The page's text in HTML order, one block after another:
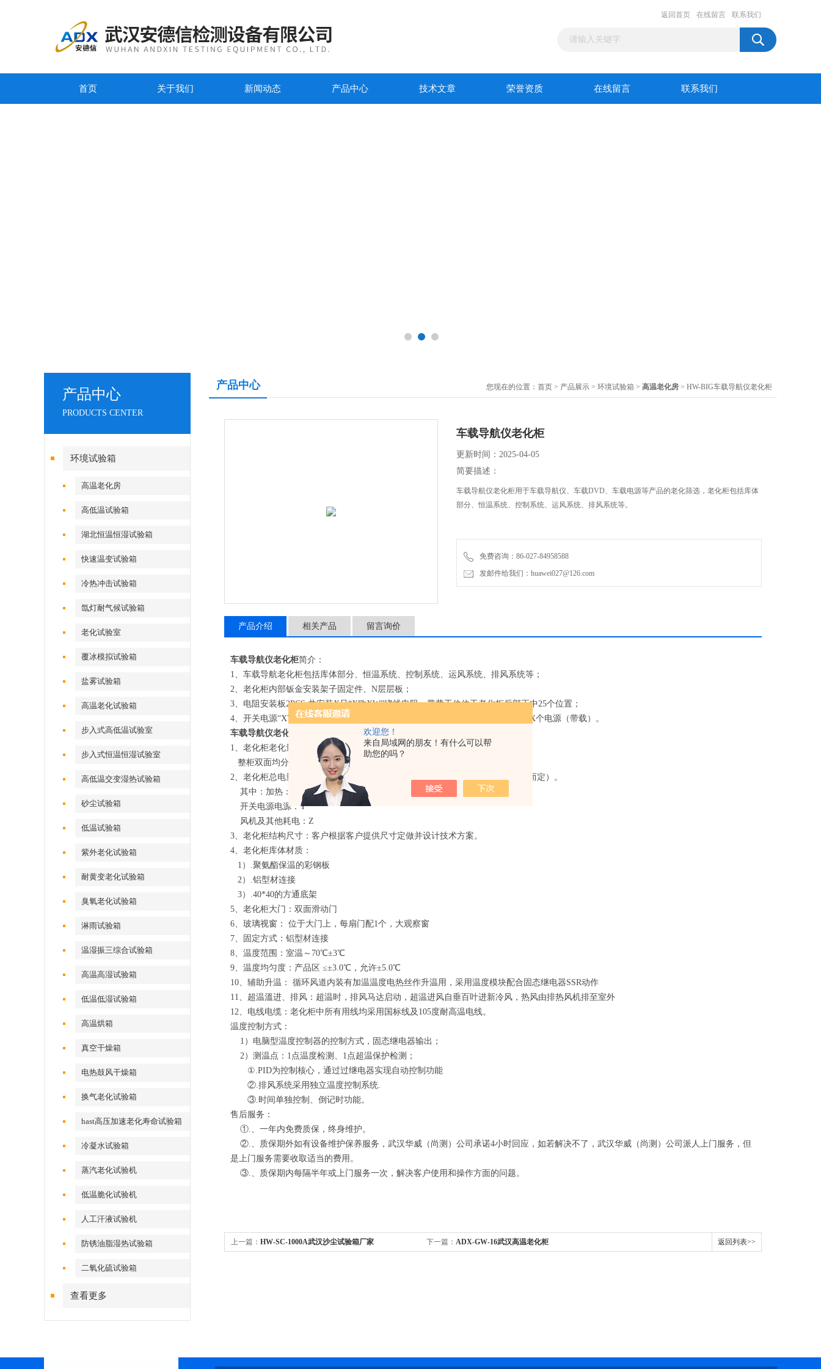
欢迎您！
来自局域网的朋友！有什么可以帮
助您的吗？
返回首页 在线留言 联系我们
首页 关于我们 新闻动态 产品中心 技术文章 荣誉资质 在线留言 联系我们
产品中心
PRODUCTS CENTER
环境试验箱
高温老化房
高低温试验箱
湖北恒温恒湿试验箱
快速温变试验箱
冷热冲击试验箱
氙灯耐气候试验箱
老化试验室
覆冰模拟试验箱
盐雾试验箱
高温老化试验箱
步入式高低温试验室
步入式恒温恒湿试验室
高低温交变湿热试验箱
砂尘试验箱
低温试验箱
紫外老化试验箱
耐黄变老化试验箱
臭氧老化试验箱
淋雨试验箱
温湿振三综合试验箱
高温高湿试验箱
低温低湿试验箱
高温烘箱
真空干燥箱
电热鼓风干燥箱
换气老化试验箱
hast高压加速老化寿命试验箱
冷凝水试验箱
蒸汽老化试验机
低温脆化试验机
人工汗液试验机
防锈油脂湿热试验箱
二氧化硫试验箱
查看更多
产品中心 您现在的位置： 首页 > 产品展示 > 环境试验箱 > 高温老化房 > HW-BIG车载导航仪老化柜
车载导航仪老化柜
更新时间：2025-04-05
简要描述：
车载导航仪老化柜用于车载导航仪、车载DVD、车载电源等产品的老化筛选，老化柜包括库体
部分、恒温系统、控制系统、运风系统、排风系统等。
免费咨询：86-027-84958588
发邮件给我们：huawei027@126.com
产品介绍 相关产品 留言询价
车载导航仪老化柜简介：
1、车载导航老化柜包括库体部分、恒温系统、控制系统、运风系统、排风系统等；
2、老化柜内部钣金安装架子固定件、N层层板；
3、电阻安装板2PCS,共安装X只“X欧XW”绕线电阻，带载工位位于老化柜后部正中25个位置；
4、开关电源“XV,XW”配置X个，老化柜前面工位X个电源（不带载），后面工位X个电源（带载）。
车载导航仪老化柜
1、老化柜老化量的设计：每台老化zui大工位为车载导航仪X PCS；
整柜双面均分成5-6层，每面每层共放置放置X台
2、老化柜总电量需求：老化柜总配电约为：NKW（是柜体大小及试验带电情况而定）。
其中：加热：X
开关电源电源：Y
风机及其他耗电：Z
3、老化柜结构尺寸：客户根据客户提供尺寸定做并设计技术方案。
4、老化柜库体材质：
1）.聚氨酯保温的彩钢板
2）.铝型材连接
3）.40*40的方通底架
5、老化柜大门：双面滑动门
6、玻璃视窗： 位于大门上，每扇门配1个，大观察窗
7、固定方式：铝型材连接
8、温度范围：室温～70℃±3℃
9、温度均匀度：产品区 ≤±3.0℃，允许±5.0℃
10、辅助升温： 循环风道内装有加温温度电热丝作升温用，采用温度模块配合固态继电器SSR动作
11、超温溫进、排风：超温时，排风马达启动，超温进风自垂百叶进新冷风，热风由排热风机排至室外
12、电线电缆：老化柜中所有用线均采用国标线及105度耐高温电线。
温度控制方式：
1）电脑型温度控制器的控制方式，固态继电器输出；
2）测温点：1点温度检测、1点超温保护检测；
①.PID为控制核心，通过过继电器实现自动控制功能
②.排风系统采用独立温度控制系统.
③.时间单独控制、倒记时功能。
售后服务：
①.、一年内免费质保，终身维护。
②.、质保期外如有设备维护保养服务，武汉华威（尚测）公司承诺4小时回应，如若解决不了，武汉华威（尚测）公司派人上门服务，但
是上门服务需要收取适当的费用。
③.、质保期内每隔半年或上门服务一次，解决客户使用和操作方面的问题。
上一篇： HW-SC-1000A武汉沙尘试验箱厂家 下一篇： ADX-GW-16武汉高温老化柜 返回列表>>